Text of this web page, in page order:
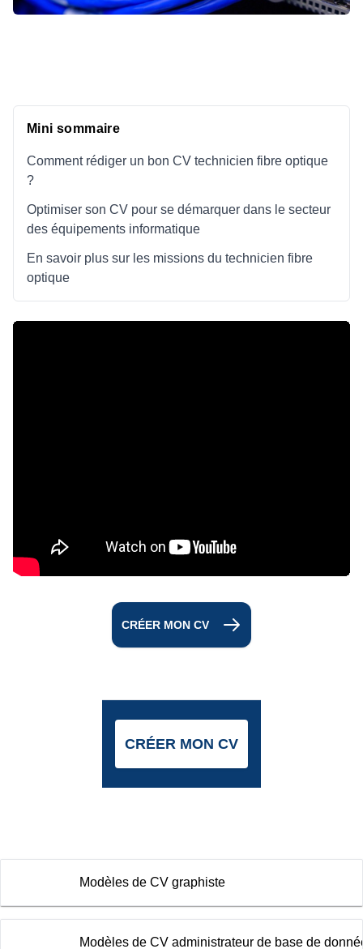
Mini sommaire
Comment rédiger un bon CV technicien fibre optique
?
Optimiser son CV pour se démarquer dans le secteur
des équipements informatique
En savoir plus sur les missions du technicien fibre
optique
CRÉER MON CV
CRÉER MON CV
Modèles de CV graphiste
Modèles de CV administrateur de base de